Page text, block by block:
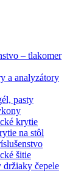
– tlakomer
a analyzátory
pasty
krytie
na stôl
šitie
držiaky čepele